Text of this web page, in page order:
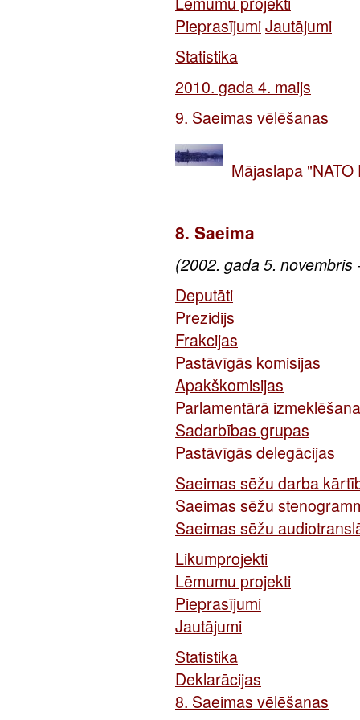
PieprasījumiJautājumi
Statistika
2010. gada 4. maijs
9. Saeimas vēlēšanas
Mājaslapa
8. Saeima
(2002. gada 5.
Deputāti
Prezidijs
Frakcijas
Pastāvīgās komisijas
Apakškomisijas
Parlamentārā
Sadarbības grupas
Pastāvīgās delegācijas
Saeimas sēžu darba
Saeimas sēžu
Saeimas sēžu
Likumprojekti
Lēmumu projekti
Pieprasījumi
Jautājumi
Statistika
Deklarācijas
8. Saeimas vēlēšanas